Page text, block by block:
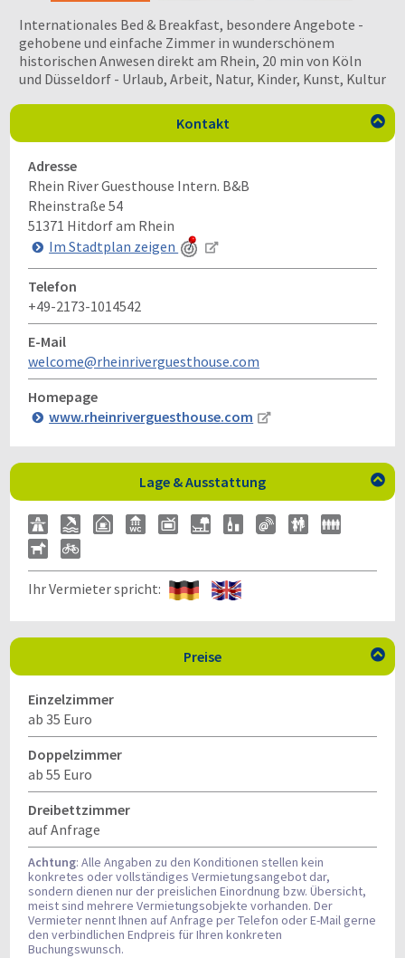
Internationales Bed & Breakfast, besondere Angebote -
gehobene und einfache Zimmer in wunderschönem
historischen Anwesen direkt am Rhein, 20 min von Köln
und Düsseldorf - Urlaub, Arbeit, Natur, Kinder, Kunst, Kultur
Kontakt 
Adresse
Rhein River Guesthouse Intern. B&B
Rheinstraße 54
51371 Hitdorf am Rhein
Im Stadtplan zeigen
Telefon
+49-2173-1014542
E-Mail
welcome@rheinriverguesthouse.com
Homepage
www.rheinriverguesthouse.com
Lage & Ausstattung 
Ihr Vermieter spricht:
Preise 
Einzelzimmer
ab 35 Euro
Doppelzimmer
ab 55 Euro
Dreibettzimmer
auf Anfrage
Achtung: Alle Angaben zu den Konditionen stellen kein
konkretes oder vollständiges Vermietungsangebot dar,
sondern dienen nur der preislichen Einordnung bzw. Übersicht,
meist sind mehrere Vermietungsobjekte vorhanden. Der
Vermieter nennt Ihnen auf Anfrage per Telefon oder E-Mail gerne
den verbindlichen Endpreis für Ihren konkreten
Buchungswunsch.